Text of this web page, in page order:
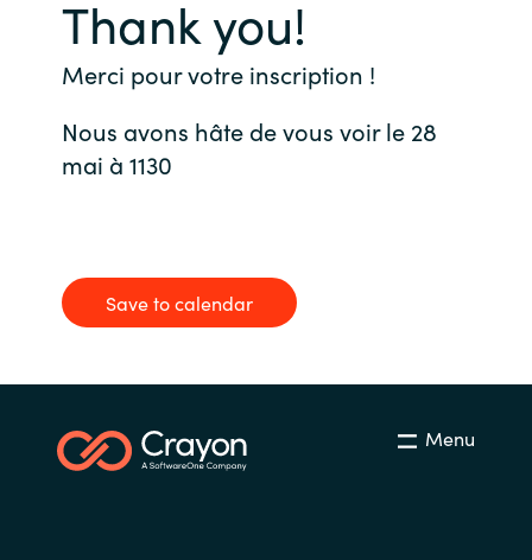
Africa
Australia
Czechia
Denmark
Estonia
Finland
A propos de Crayon
Secteur Public
Carrières
Thank you!
Merci pour votre inscription !
Nous avons hâte de vous voir le 28
mai à 1130
Save to calendar
Menu